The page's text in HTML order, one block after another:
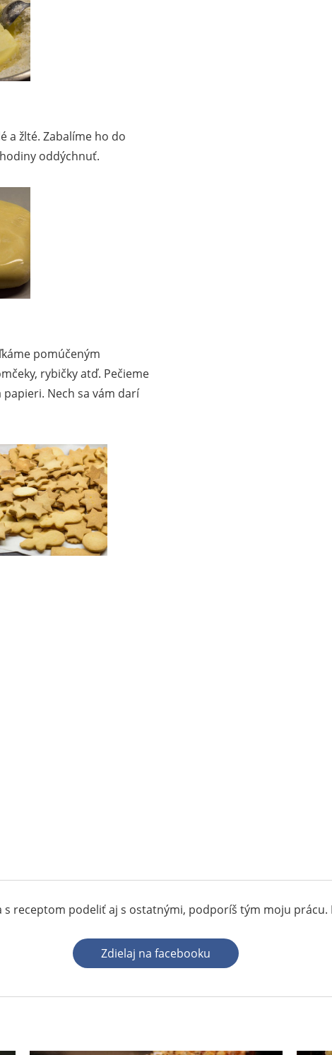
a žlté. Zabalíme ho do
oddýchnuť.
pomúčeným
rybičky atď. Pečieme
Nech sa vám darí
s receptom podeliť aj s ostatnými, podporíš tým moju prácu.
Zdielaj na facebooku